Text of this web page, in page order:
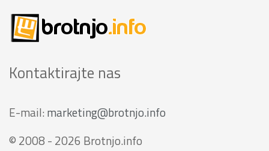
Kontaktirajte nas
E-mail: marketing@brotnjo.info
© 2008 - 2026 Brotnjo.info